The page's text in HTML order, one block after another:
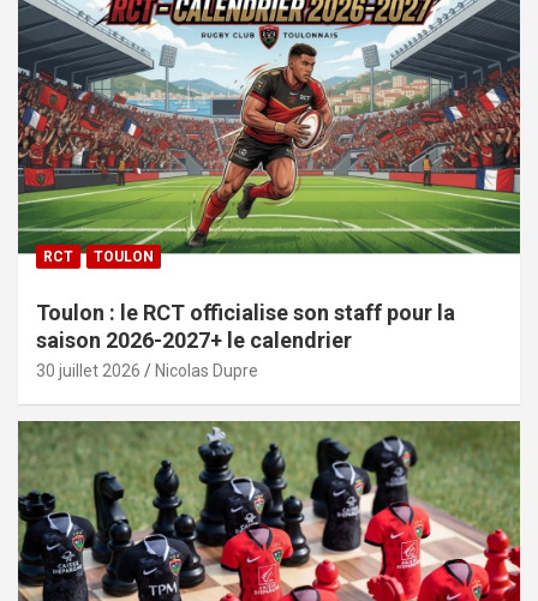
RCT TOULON
Toulon : le RCT officialise son staff pour la
saison 2026-2027+ le calendrier
30 juillet 2026 Nicolas Dupre